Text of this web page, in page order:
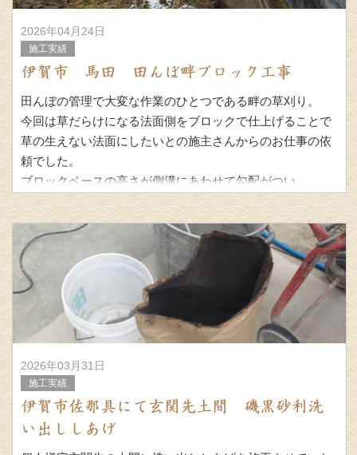
2026年04月24日
施工実績
伊賀市 馬田 田んぼ畔ブロック工事
田んぼの管理で大変な作業のひとつである畔の草刈り。
今回は草だらけになる法面側をブロックで仕上げることで
草の生えない法面にしたいとの施主さんからのお仕事の依
頼でした。
ブロックベースの高さが側溝にあわせて勾配がつい
2026年03月31日
施工実績
伊賀市佐那具にて玄関先土間 磯黒砂利洗
い出ししあげ